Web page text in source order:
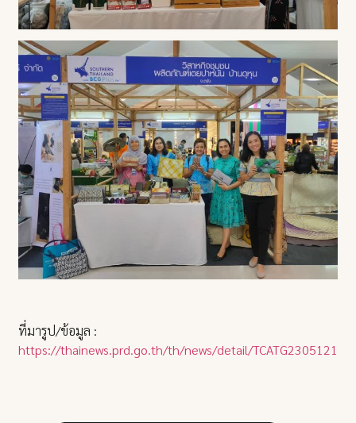
ที่มารูป/ข้อมูล :
https://thainews.prd.go.th/th/news/detail/